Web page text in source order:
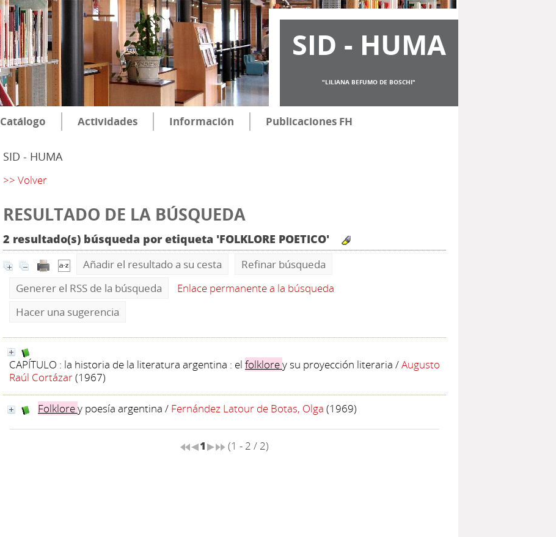
SID - HUMA
"LILIANA BEFUMO DE BOSCHI"
Catálogo Actividades Información Publicaciones FH
SID - HUMA
>> Volver
RESULTADO DE LA BÚSQUEDA
2 resultado(s) búsqueda por etiqueta 'FOLKLORE POETICO'
Añadir el resultado a su cesta
Refinar búsqueda
Generer el RSS de la búsqueda
Enlace permanente a la búsqueda
Hacer una sugerencia
CAPÍTULO : la historia de la literatura argentina : el folklorey su proyección literaria /Augusto
Raúl Cortázar(1967)
Folklorey poesía argentina / Fernández Latour de Botas, Olga (1969)
1 (1 - 2 / 2)